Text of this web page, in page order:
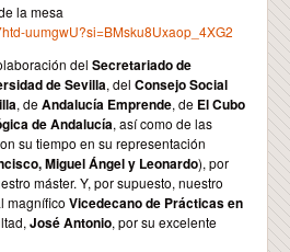
la mesa
uumgwU?si=BMsku8Uxaop_4XG2
del Secretariado de
de Sevilla, del Consejo Social
, deAndalucía Emprende, de El Cubo
de Andalucía, así como de las
su tiempo en su representación
Miguel Ángel y Leonardo), por
máster. Y, por supuesto, nuestro
magnífico Vicedecano de Prácticas en
José Antonio, por su excelente